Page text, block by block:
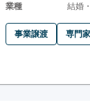
業種
結婚
事業譲渡 専門